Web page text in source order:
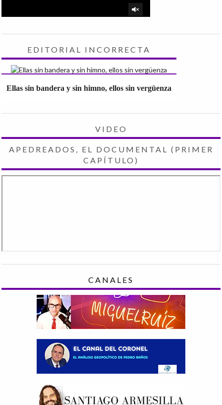
EDITORIAL INCORRECTA
Ellas sin bandera y sin himno, ellos sin vergüenza
VIDEO
APEDREADOS, EL DOCUMENTAL (PRIMER
CAPÍTULO)
CANALES